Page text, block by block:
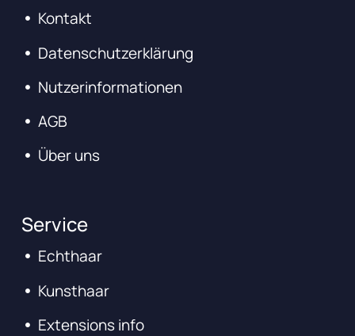
Kontakt
Datenschutzerklärung
Nutzerinformationen
AGB
Über uns
Service
Echthaar
Kunsthaar
Extensions info